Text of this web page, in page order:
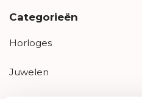
Categorieën
Horloges
Juwelen